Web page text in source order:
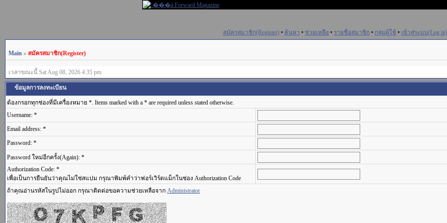
สมัครสมาชิก(Register) • ค้นหา • ช่วยเหลือ • รายชื่อสมาชิก • กลุ่มผู้ใช้ • เข้าสู่ระบบ(Log in)
Main » สมัครสมาชิก(Register)
เวลาขณะนี้ Sat Aug 08, 2026 4:35 pm
ข้อมูลการลงทะเบียน
ต้องกรอกทุกช่องที่มีเครื่องหมาย *. Items marked with a * are required unless stated otherwise.
Username: *
Email address: *
Password: *
Password ใหม่อีกครั้ง(Again): *
Authorization Code: *
เพื่อเป็นการยืนยันว่าคุณไม่ใช่สแปม กรุณาพิมพ์คำว่าฟอร์เวิร์ดแม็กในช่อง Authorization Code
ถ้าคุณอ่านรหัสในรูปไม่ออก กรุณาติดต่อขอความช่วยเหลือจาก Administrator